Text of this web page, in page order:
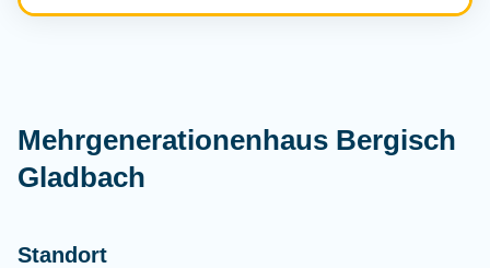
Mehrgenerationenhaus Bergisch
Gladbach
Standort